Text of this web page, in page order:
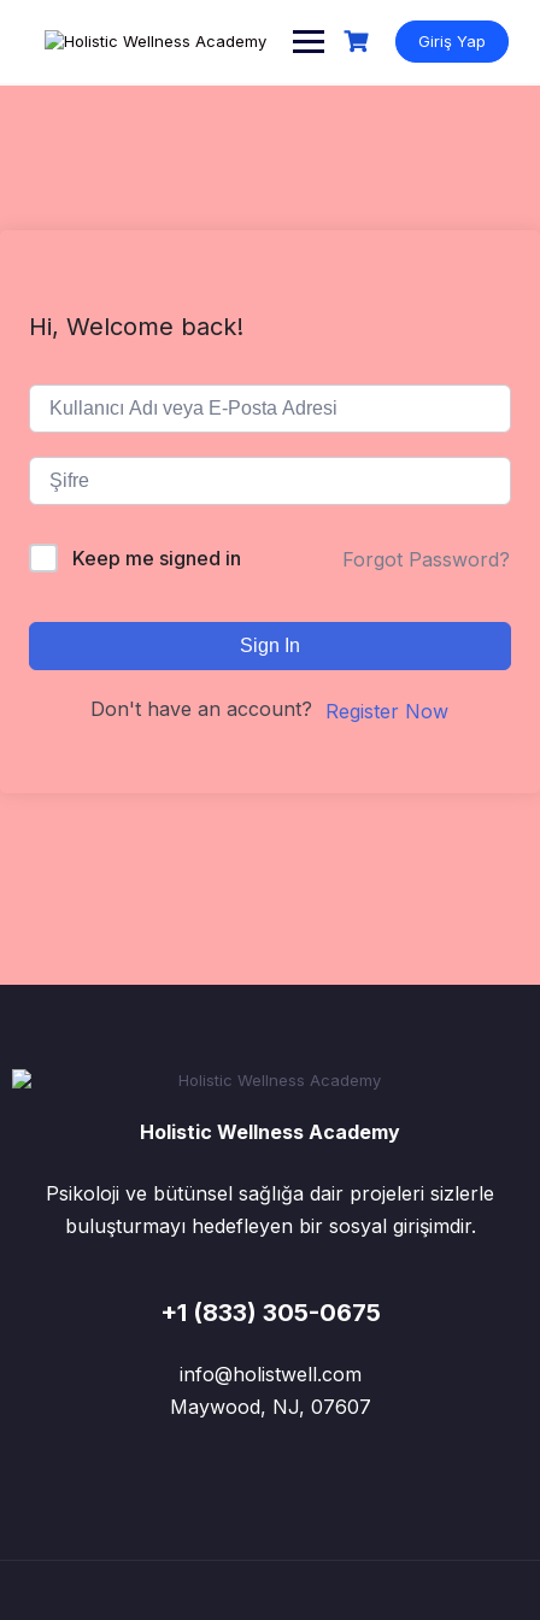
content
Giriş Yap
Hi, Welcome back!
Keep me signed in Forgot Password?
Sign In
Don't have an account? Register Now
Holistic Wellness Academy
Psikoloji ve bütünsel sağlığa dair projeleri sizlerle
buluşturmayı hedefleyen bir sosyal girişimdir.
+1 (833) 305-0675
info@holistwell.com
Maywood, NJ, 07607